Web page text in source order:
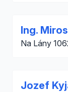
Ing.
Na Lány
Jozef